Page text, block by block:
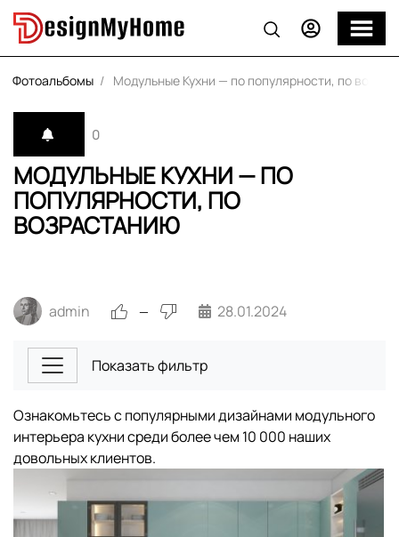
Фотоальбомы Модульные Кухни — по популярности, по
МОДУЛЬНЫЕ КУХНИ — ПО
ПОПУЛЯРНОСТИ, ПО
ВОЗРАСТАНИЮ
0
admin — 28.01.2024
Показать фильтр
Ознакомьтесь с популярными дизайнами модульного
интерьера кухни среди более чем 10 000 наших
довольных клиентов.